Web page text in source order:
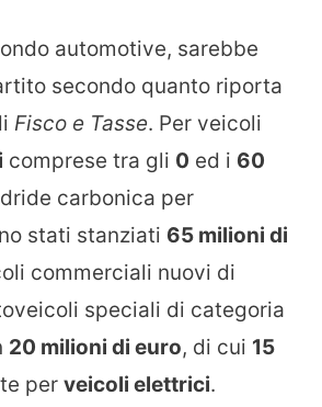
automotive, sarebbe
secondo quanto riporta
Fisco e Tasse. Per veicoli
comprese tra gli 0 ed i 60
carbonica per
stati stanziati 65 milioni di
commerciali nuovi di
speciali di categoria
20 milioni di euro, di cui 15
per veicoli elettrici.